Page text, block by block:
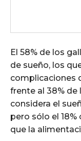
El 58% de los
de sueño, los
complicaciones
frente al 38% de
considera el
pero sólo el
que la